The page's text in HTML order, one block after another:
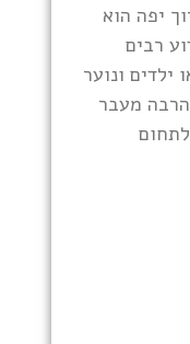
יפה הוא
רבים
ונוער
מעבר